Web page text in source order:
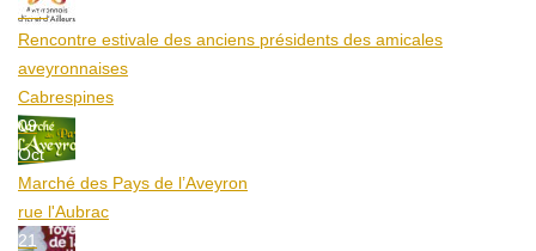
Aoû
Rencontre estivale des anciens présidents des amicales
aveyronnaises
Cabrespines
09
Oct
Marché des Pays de l’Aveyron
rue l'Aubrac
21